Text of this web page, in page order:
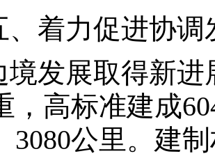
、着力促进协调
境发展取得新
，高标准建成
3080公里。建